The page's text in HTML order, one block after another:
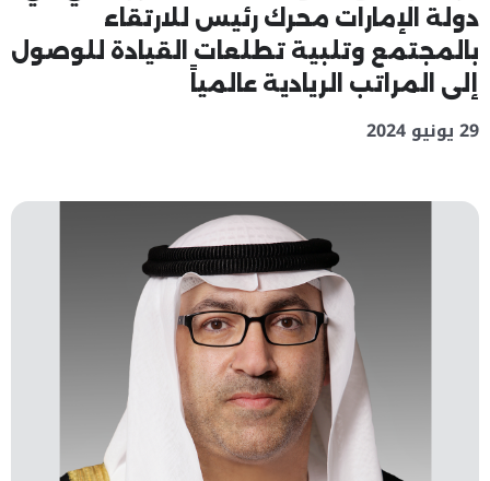
دولة الإمارات محرك رئيس للارتقاء
بالمجتمع وتلبية تطلعات القيادة للوصول
إلى المراتب الريادية عالمياً
29 يونيو 2024